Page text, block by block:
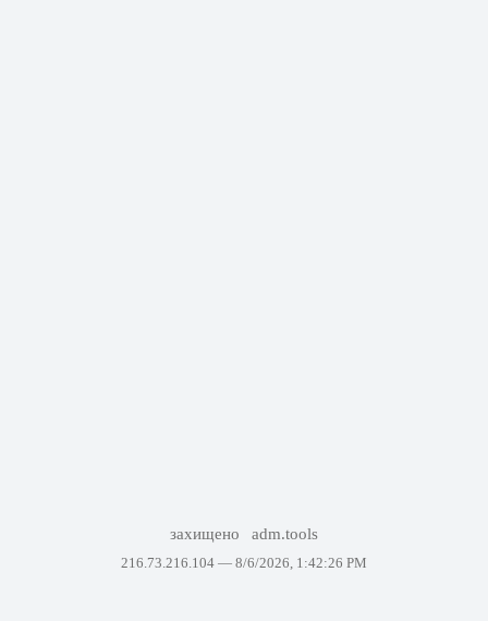
захищено adm.tools
216.73.216.104 — 8/6/2026, 1:42:26 PM